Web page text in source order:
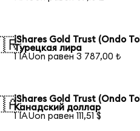
iShares Gold Trust (Ondo
Турецкая лира
1 IAUon равен 3 787,00 ₺
iShares Gold Trust (Ondo
Канадский доллар
1 IAUon равен 111,51 $